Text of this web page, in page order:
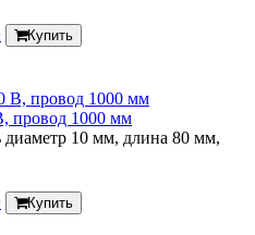
Купить
провод 1000 мм
10 мм, длина 80 мм,
Купить